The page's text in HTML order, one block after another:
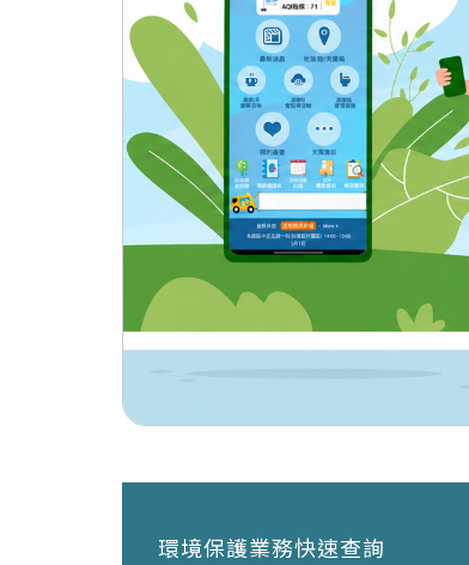
環境保護業務快速查詢